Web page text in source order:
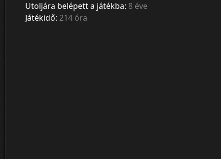
Utoljára belépett a játékba: 8 éve
Játékidő: 214 óra